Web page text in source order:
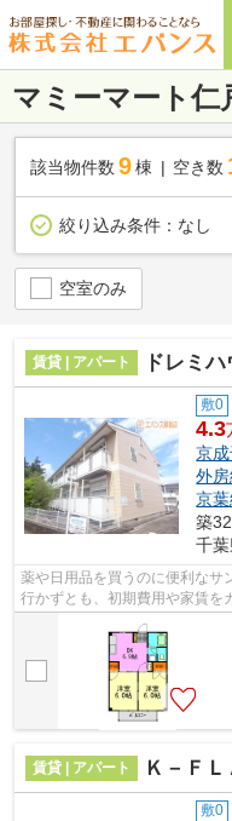
マミーマート仁
該当物件数 9棟 空き数
絞り込み条件： なし
空室のみ
賃貸 | アパート ドレミ
敷0
4.3
京
外
京
築
千
薬や日用品を買うのに便利なサ
行かずとも、初期費用や家賃を
賃貸 | アパート Ｋ－Ｆ
敷0